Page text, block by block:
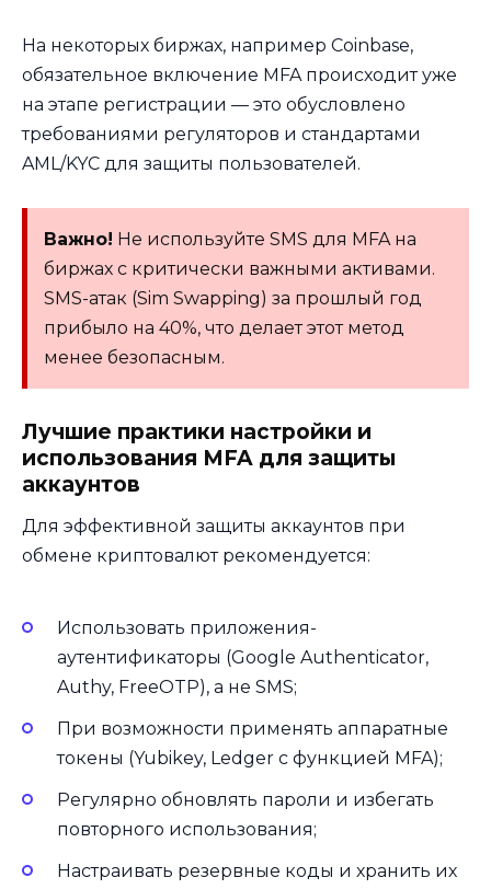
На некоторых биржах, например Coinbase,
обязательное включение MFA происходит уже
на этапе регистрации — это обусловлено
требованиями регуляторов и стандартами
AML/KYC для защиты пользователей.
Важно! Не используйте SMS для MFA на
биржах с критически важными активами.
SMS-атак (Sim Swapping) за прошлый год
прибыло на 40%, что делает этот метод
менее безопасным.
Лучшие практики настройки и
использования MFA для защиты
аккаунтов
Для эффективной защиты аккаунтов при
обмене криптовалют рекомендуется:
Использовать приложения-
аутентификаторы (Google Authenticator,
Authy, FreeOTP), а не SMS;
При возможности применять аппаратные
токены (Yubikey, Ledger с функцией MFA);
Регулярно обновлять пароли и избегать
повторного использования;
Настраивать резервные коды и хранить их